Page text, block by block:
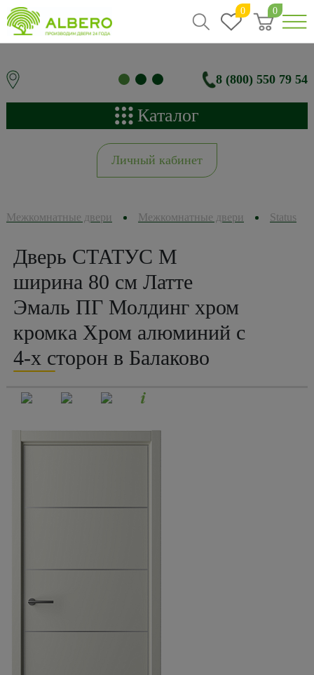
0 0
8 (800) 550 79 54
Каталог
Личный кабинет
Межкомнатные двери Межкомнатные двери Status
Дверь СТАТУС M
ширина 80 см Латте
Эмаль ПГ Молдинг хром
кромка Хром алюминий с
4-х сторон в Балаково